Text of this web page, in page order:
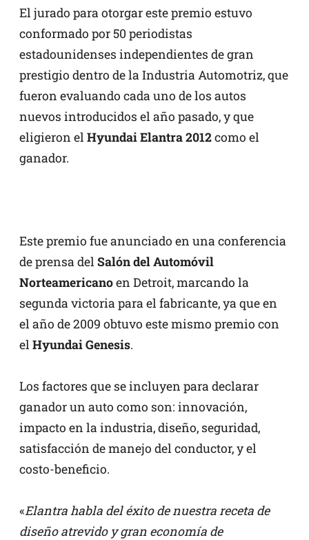
El jurado para otorgar este premio estuvo
conformado por 50 periodistas
estadounidenses independientes de gran
prestigio dentro de la Industria Automotriz, que
fueron evaluando cada uno de los autos
nuevos introducidos el año pasado, y que
eligieron el Hyundai Elantra 2012como el
ganador.
Este premio fue anunciado en una conferencia
de prensa del Salón del Automóvil
Norteamericanoen Detroit, marcando la
segunda victoria para el fabricante, ya que en
el año de 2009 obtuvo este mismo premio con
el Hyundai Genesis.
Los factores que se incluyen para declarar
ganador un auto como son: innovación,
impacto en la industria, diseño, seguridad,
satisfacción de manejo del conductor, y el
costo-beneficio.
«Elantra habla del éxito de nuestra receta de
diseño atrevido y gran economía de